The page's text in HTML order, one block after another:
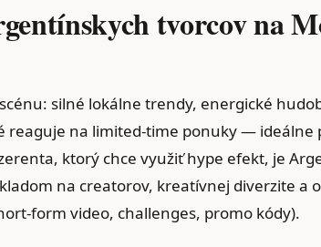
tvorcov na
silné lokálne trendy, energické
na limited‑time ponuky — ideálne
ktorý chce využiť hype efekt, je
na creatorov, kreatívnej diverzite a
video, challenges, promo kódy).